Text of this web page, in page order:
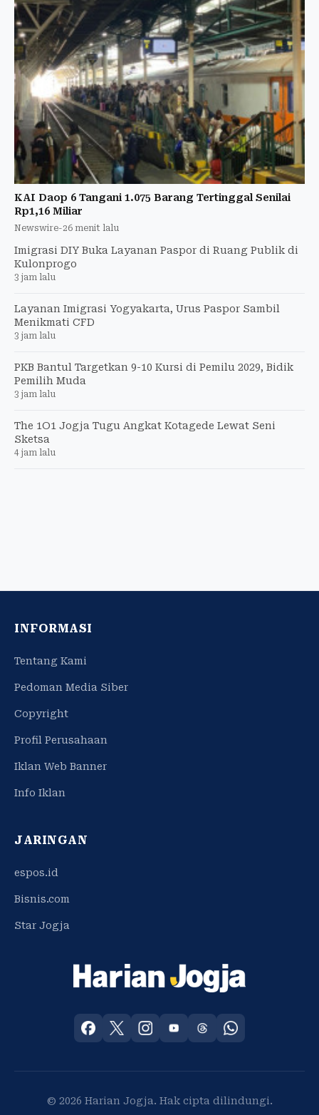
KAI Daop 6 Tangani 1.075 Barang Tertinggal Senilai
Rp1,16 Miliar
Newswire-26 menit lalu
Imigrasi DIY Buka Layanan Paspor di Ruang Publik di
Kulonprogo
3 jam lalu
Layanan Imigrasi Yogyakarta, Urus Paspor Sambil
Menikmati CFD
3 jam lalu
PKB Bantul Targetkan 9-10 Kursi di Pemilu 2029, Bidik
Pemilih Muda
3 jam lalu
The 1O1 Jogja Tugu Angkat Kotagede Lewat Seni
Sketsa
4 jam lalu
INFORMASI
Tentang Kami
Pedoman Media Siber
Copyright
Profil Perusahaan
Iklan Web Banner
Info Iklan
JARINGAN
espos.id
Bisnis.com
Star Jogja
© 2026 Harian Jogja. Hak cipta dilindungi.